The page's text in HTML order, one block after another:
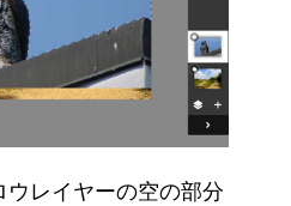
レイヤーの空の部分